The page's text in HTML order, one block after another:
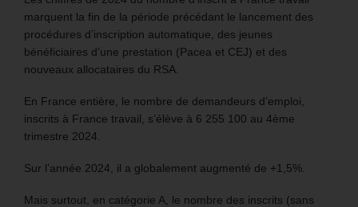
marquent la fin de la période précédant le lancement des
procédures d’inscription automatique, des jeunes
bénéficiaires d’une prestation (Pacea et CEJ) et des
nouveaux allocataires du RSA.
En France entière, le nombre de demandeurs d’emploi,
inscrits à France travail, s’élève à 6 255 100 au 4ème
trimestre 2024.
Sur l’année 2024, il a globalement augmenté de +1,5%.
Mais surtout, en catégorie A, le nombre des inscrits (sans